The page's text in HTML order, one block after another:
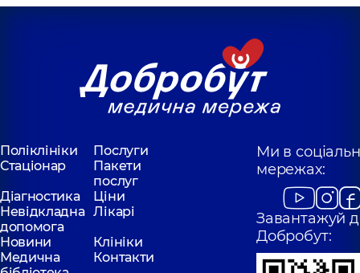
Поліклініки
Послуги
Стаціонар
Пакети
послуг
Діагностика
Ціни
Невідкладна
допомога
Лікарі
Новини
Клініки
Медична
Контакти
Ми в
мережах:
Завантажуй
Добробут: